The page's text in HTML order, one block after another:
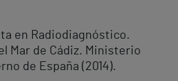
en Radiodiagnóstico.
Mar de Cádiz. Ministerio
de España (2014).